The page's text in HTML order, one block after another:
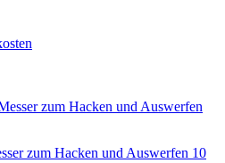
zum Hacken und Auswerfen 10